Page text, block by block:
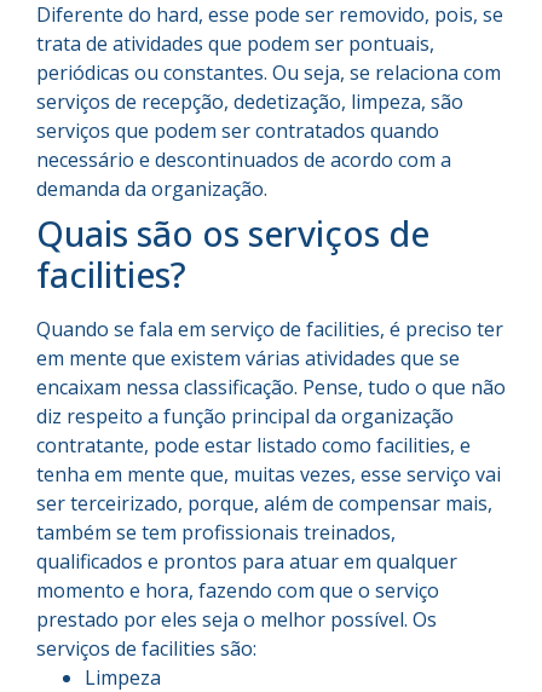
Diferente do hard, esse pode ser removido, pois, se
trata de atividades que podem ser pontuais,
periódicas ou constantes. Ou seja, se relaciona com
serviços de recepção, dedetização, limpeza, são
serviços que podem ser contratados quando
necessário e descontinuados de acordo com a
demanda da organização.
Quais são os serviços de
facilities?
Quando se fala em serviço de facilities, é preciso ter
em mente que existem várias atividades que se
encaixam nessa classificação. Pense, tudo o que não
diz respeito a função principal da organização
contratante, pode estar listado como facilities, e
tenha em mente que, muitas vezes, esse serviço vai
ser terceirizado, porque, além de compensar mais,
também se tem profissionais treinados,
qualificados e prontos para atuar em qualquer
momento e hora, fazendo com que o serviço
prestado por eles seja o melhor possível. Os
serviços de facilities são:
Limpeza